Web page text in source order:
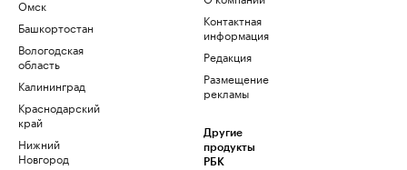
Омск
Башкортостан
Вологодская
область
Калининград
Краснодарский
край
Нижний
Новгород
Контактная
информация
Редакция
Размещение
рекламы
Другие
продукты
РБК